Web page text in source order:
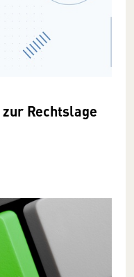
Rechtslage